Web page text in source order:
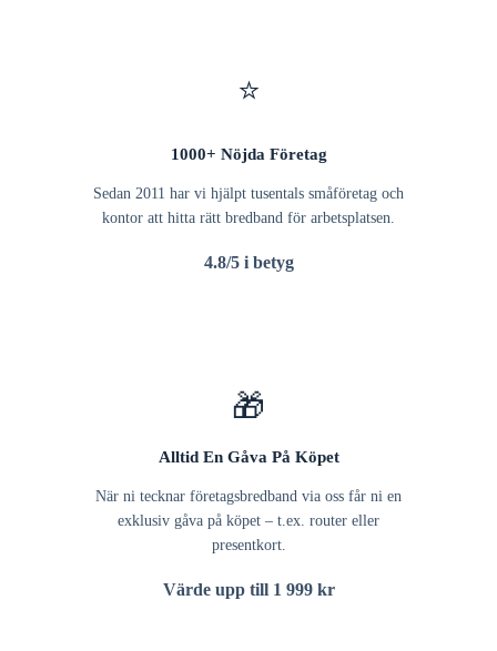
⭐
1000+ Nöjda Företag
Sedan 2011 har vi hjälpt tusentals småföretag och
kontor att hitta rätt bredband för arbetsplatsen.
4.8/5 i betyg
🎁
Alltid En Gåva På Köpet
När ni tecknar företagsbredband via oss får ni en
exklusiv gåva på köpet – t.ex. router eller
presentkort.
Värde upp till 1 999 kr